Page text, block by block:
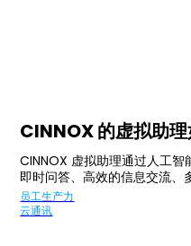
CINNOX 的虚拟助
CINNOX 虚拟助理通过人工
即时问答、高效的信息交流、
员工生产力
云通讯